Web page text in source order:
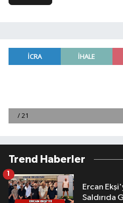
Trend Haberler
Ercan Ekşi'ye Düzenlenen
Saldırıda
1